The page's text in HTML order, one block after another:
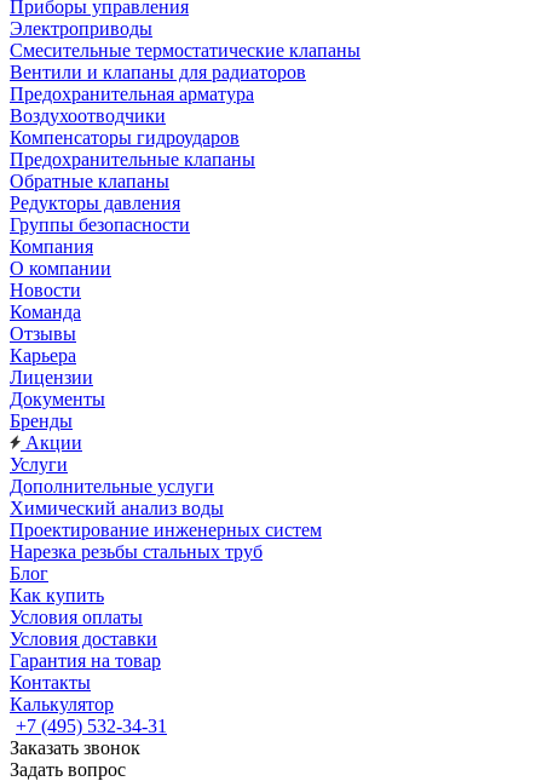
Приборы управления
Электроприводы
Смесительные термостатические клапаны
Вентили и клапаны для радиаторов
Предохранительная арматура
Воздухоотводчики
Компенсаторы гидроударов
Предохранительные клапаны
Обратные клапаны
Редукторы давления
Группы безопасности
Компания
О компании
Новости
Команда
Отзывы
Карьера
Лицензии
Документы
Бренды
Акции
Услуги
Дополнительные услуги
Химический анализ воды
Проектирование инженерных систем
Нарезка резьбы стальных труб
Блог
Как купить
Условия оплаты
Условия доставки
Гарантия на товар
Контакты
Калькулятор
+7 (495) 532‑34‑31
Заказать звонок
Задать вопрос